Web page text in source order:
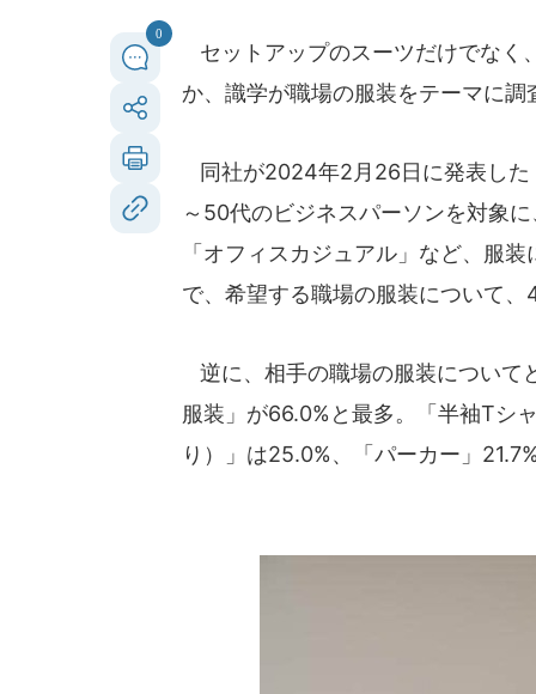
0
セットアップのスーツだけでなく
か、識学が職場の服装をテーマに調
同社が2024年2月26日に発表した
～50代のビジネスパーソンを対象
「オフィスカジュアル」など、服
で、希望する職場の服装について
逆に、相手の職場の服装について
服装」が66.0%と最多。「半袖Tシ
り）」は25.0%、「パーカー」